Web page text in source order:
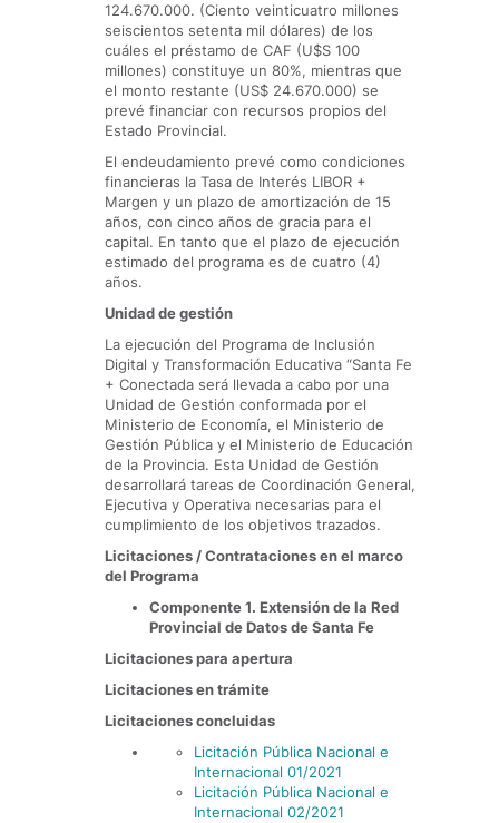
124.670.000. (Ciento veinticuatro millones
seiscientos setenta mil dólares) de los
cuáles el préstamo de CAF (U$S 100
millones) constituye un 80%, mientras que
el monto restante (US$ 24.670.000) se
prevé financiar con recursos propios del
Estado Provincial.
El endeudamiento prevé como condiciones
financieras la Tasa de Interés LIBOR +
Margen y un plazo de amortización de 15
años, con cinco años de gracia para el
capital. En tanto que el plazo de ejecución
estimado del programa es de cuatro (4)
años.
Unidad de gestión
La ejecución del Programa de Inclusión
Digital y Transformación Educativa “Santa Fe
+ Conectada será llevada a cabo por una
Unidad de Gestión conformada por el
Ministerio de Economía, el Ministerio de
Gestión Pública y el Ministerio de Educación
de la Provincia. Esta Unidad de Gestión
desarrollará tareas de Coordinación General,
Ejecutiva y Operativa necesarias para el
cumplimiento de los objetivos trazados.
Licitaciones / Contrataciones en el marco
del Programa
Componente 1. Extensión de la Red
Provincial de Datos de Santa Fe
Licitaciones para apertura
Licitaciones en trámite
Licitaciones concluidas
Licitación Pública Nacional e
Internacional 01/2021
Licitación Pública Nacional e
Internacional 02/2021